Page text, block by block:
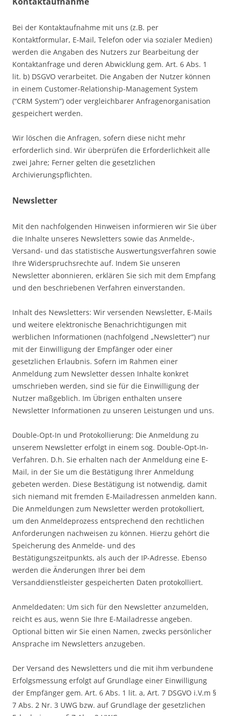
Bei der Kontaktaufnahme mit uns (z.B. per
Kontaktformular, E-Mail, Telefon oder via sozialer Medien)
werden die Angaben des Nutzers zur Bearbeitung der
Kontaktanfrage und deren Abwicklung gem. Art. 6 Abs. 1
lit. b) DSGVO verarbeitet. Die Angaben der Nutzer können
in einem Customer-Relationship-Management System
(“CRM System”) oder vergleichbarer Anfragenorganisation
gespeichert werden.
Wir löschen die Anfragen, sofern diese nicht mehr
erforderlich sind. Wir überprüfen die Erforderlichkeit alle
zwei Jahre; Ferner gelten die gesetzlichen
Archivierungspflichten.
Newsletter
Mit den nachfolgenden Hinweisen informieren wir Sie über
die Inhalte unseres Newsletters sowie das Anmelde-,
Versand- und das statistische Auswertungsverfahren sowie
Ihre Widerspruchsrechte auf. Indem Sie unseren
Newsletter abonnieren, erklären Sie sich mit dem Empfang
und den beschriebenen Verfahren einverstanden.
Inhalt des Newsletters: Wir versenden Newsletter, E-Mails
und weitere elektronische Benachrichtigungen mit
werblichen Informationen (nachfolgend „Newsletter“) nur
mit der Einwilligung der Empfänger oder einer
gesetzlichen Erlaubnis. Sofern im Rahmen einer
Anmeldung zum Newsletter dessen Inhalte konkret
umschrieben werden, sind sie für die Einwilligung der
Nutzer maßgeblich. Im Übrigen enthalten unsere
Newsletter Informationen zu unseren Leistungen und uns.
Double-Opt-In und Protokollierung: Die Anmeldung zu
unserem Newsletter erfolgt in einem sog. Double-Opt-In-
Verfahren. D.h. Sie erhalten nach der Anmeldung eine E-
Mail, in der Sie um die Bestätigung Ihrer Anmeldung
gebeten werden. Diese Bestätigung ist notwendig, damit
sich niemand mit fremden E-Mailadressen anmelden kann.
Die Anmeldungen zum Newsletter werden protokolliert,
um den Anmeldeprozess entsprechend den rechtlichen
Anforderungen nachweisen zu können. Hierzu gehört die
Speicherung des Anmelde- und des
Bestätigungszeitpunkts, als auch der IP-Adresse. Ebenso
werden die Änderungen Ihrer bei dem
Versanddienstleister gespeicherten Daten protokolliert.
Anmeldedaten: Um sich für den Newsletter anzumelden,
reicht es aus, wenn Sie Ihre E-Mailadresse angeben.
Optional bitten wir Sie einen Namen, zwecks persönlicher
Ansprache im Newsletters anzugeben.
Der Versand des Newsletters und die mit ihm verbundene
Erfolgsmessung erfolgt auf Grundlage einer Einwilligung
der Empfänger gem. Art. 6 Abs. 1 lit. a, Art. 7 DSGVO i.V.m §
7 Abs. 2 Nr. 3 UWG bzw. auf Grundlage der gesetzlichen